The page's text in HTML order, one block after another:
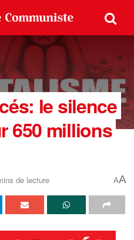
le silence
650 millions
de lecture AA